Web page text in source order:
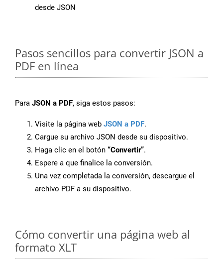
desde JSON
Pasos sencillos para convertir JSON a
PDF en línea
Para JSON a PDF, siga estos pasos:
Visite la página web JSON a PDF.
Cargue su archivo JSON desde su dispositivo.
Haga clic en el botón “Convertir”.
Espere a que finalice la conversión.
Una vez completada la conversión, descargue el
archivo PDF a su dispositivo.
Cómo convertir una página web al
formato XLT